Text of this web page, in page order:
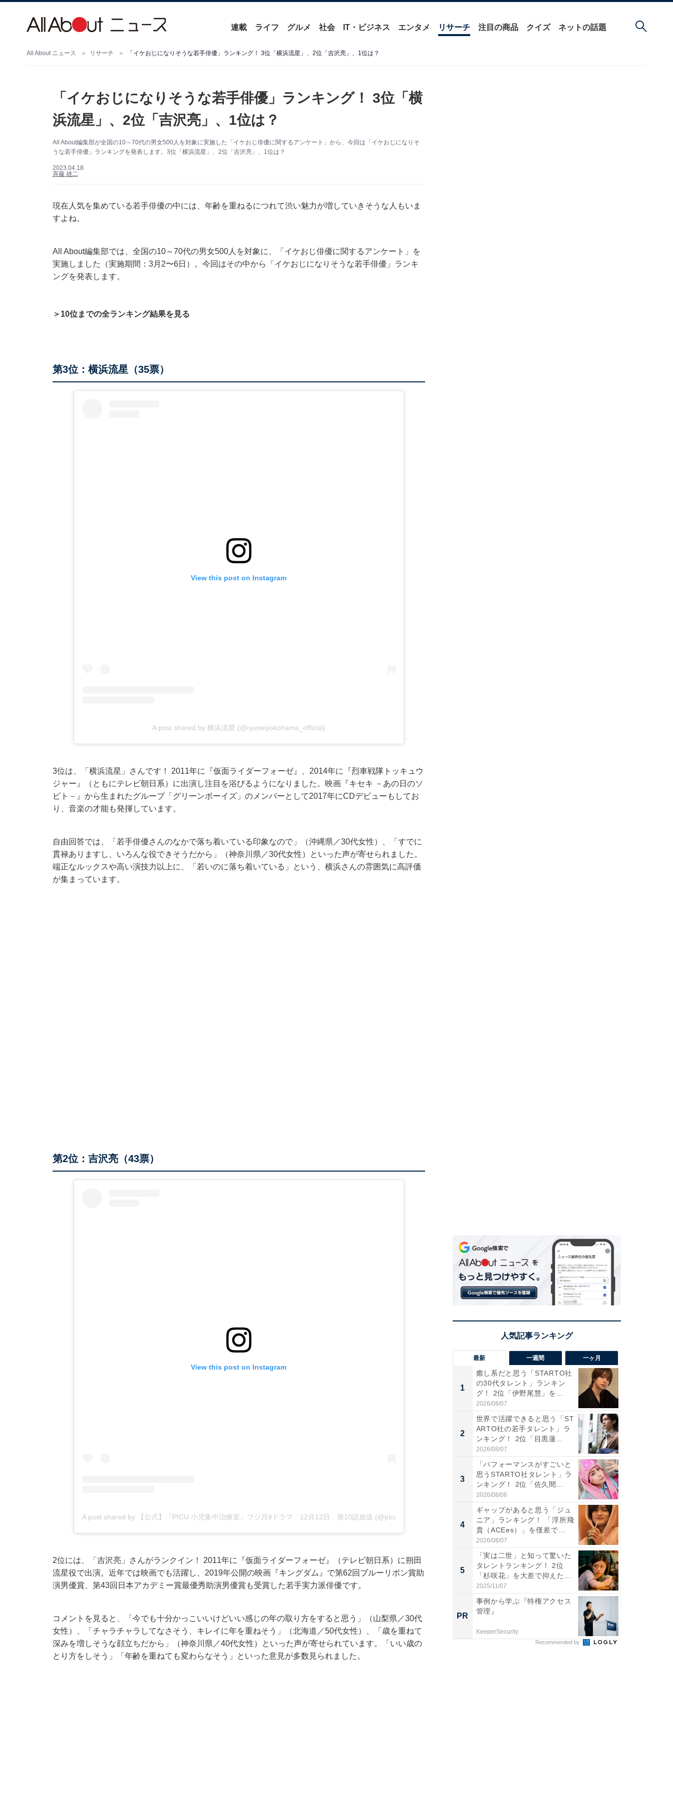
連載 ライフ グルメ 社会 IT・ビジネス エンタメ リサーチ 注目の商品 クイズ ネットの話題
All About ニュース リサーチ 「イケおじになりそうな若手俳優」ランキング！ 3位「横浜流星」、2位「吉沢亮」、1位は？
「イケおじになりそうな若手俳優」ランキング！ 3位「横
浜流星」、2位「吉沢亮」、1位は？
All About編集部が全国の10～70代の男女500人を対象に実施した「イケおじ俳優に関するアンケート」から、今回は「イケおじになりそ
うな若手俳優」ランキングを発表します。3位「横浜流星」、2位「吉沢亮」、1位は？
2023.04.18
斉藤 雄二
現在人気を集めている若手俳優の中には、年齢を重ねるにつれて渋い魅力が増していきそうな人もいま
すよね。
All About編集部では、全国の10～70代の男女500人を対象に、「イケおじ俳優に関するアンケート」を
実施しました（実施期間：3月2〜6日）。今回はその中から「イケおじになりそうな若手俳優」ランキ
ングを発表します。
＞10位までの全ランキング結果を見る
第3位：横浜流星（35票）
View this post on Instagram
A post shared by 横浜流星 (@ryuseiyokohama_official)
3位は、「横浜流星」さんです！ 2011年に『仮面ライダーフォーゼ』、2014年に『烈車戦隊トッキュウ
ジャー』（ともにテレビ朝日系）に出演し注目を浴びるようになりました。映画『キセキ －あの日のソ
ビト－』から生まれたグループ「グリーンボーイズ」のメンバーとして2017年にCDデビューもしてお
り、音楽の才能も発揮しています。
自由回答では、「若手俳優さんのなかで落ち着いている印象なので」（沖縄県／30代女性）、「すでに
貫禄ありますし、いろんな役できそうだから」（神奈川県／30代女性）といった声が寄せられました。
端正なルックスや高い演技力以上に、「若いのに落ち着いている」という、横浜さんの雰囲気に高評価
が集まっています。
第2位：吉沢亮（43票）
View this post on Instagram
A post shared by 【公式】『PICU 小児集中治療室』フジ月9ドラマ 12月12日 第10話放送 (@picu_cx)
2位には、「吉沢亮」さんがランクイン！ 2011年に『仮面ライダーフォーゼ』（テレビ朝日系）に朔田
流星役で出演。近年では映画でも活躍し、2019年公開の映画『キングダム』で第62回ブルーリボン賞助
演男優賞、第43回日本アカデミー賞最優秀助演男優賞も受賞した若手実力派俳優です。
コメントを見ると、「今でも十分かっこいいけどいい感じの年の取り方をすると思う」（山梨県／30代
女性）、「チャラチャラしてなさそう、キレイに年を重ねそう」（北海道／50代女性）、「歳を重ねて
深みを増しそうな顔立ちだから」（神奈川県／40代女性）といった声が寄せられています。「いい歳の
とり方をしそう」「年齢を重ねても変わらなそう」といった意見が多数見られました。
最新 一週間 一ヶ月
1
癒し系だと思う「STARTO社
の30代タレント」ランキン
グ！ 2位「伊野尾慧」を...
2026/08/07
2
世界で活躍できると思う「ST
ARTO社の若手タレント」ラ
ンキング！ 2位「目黒蓮...
2026/08/07
3
「パフォーマンスがすごいと
思うSTARTO社タレント」ラ
ンキング！ 2位「佐久間...
2026/08/06
4
ギャップがあると思う「ジュ
ニア」ランキング！ 「浮所飛
貴（ACEes）」を僅差で...
2026/08/07
5
「実は二世」と知って驚いた
タレントランキング！ 2位
「杉咲花」を大差で抑えた1
位...
2025/11/07
PR
事例から学ぶ『特権アクセス
管理』
KeeperSecurity
Recommended by